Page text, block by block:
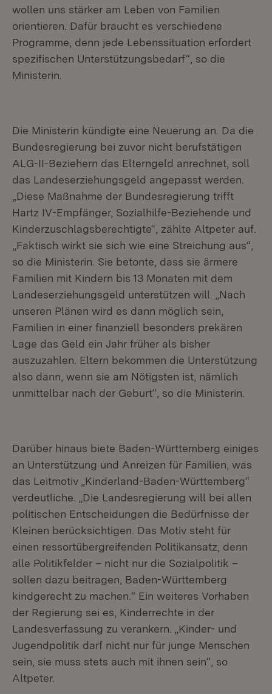
wollen uns stärker am Leben von Familien
orientieren. Dafür braucht es verschiedene
Programme, denn jede Lebenssituation erfordert
spezifischen Unterstützungsbedarf“, so die
Ministerin.
Die Ministerin kündigte eine Neuerung an. Da die
Bundesregierung bei zuvor nicht berufstätigen
ALG-II-Beziehern das Elterngeld anrechnet, soll
das Landeserziehungsgeld angepasst werden.
„Diese Maßnahme der Bundesregierung trifft
Hartz IV-Empfänger, Sozialhilfe-Beziehende und
Kinderzuschlagsberechtigte“, zählte Altpeter auf.
„Faktisch wirkt sie sich wie eine Streichung aus“,
so die Ministerin. Sie betonte, dass sie ärmere
Familien mit Kindern bis 13 Monaten mit dem
Landeserziehungsgeld unterstützen will. „Nach
unseren Plänen wird es dann möglich sein,
Familien in einer finanziell besonders prekären
Lage das Geld ein Jahr früher als bisher
auszuzahlen. Eltern bekommen die Unterstützung
also dann, wenn sie am Nötigsten ist, nämlich
unmittelbar nach der Geburt“, so die Ministerin.
Darüber hinaus biete Baden-Württemberg einiges
an Unterstützung und Anreizen für Familien, was
das Leitmotiv „Kinderland-Baden-Württemberg“
verdeutliche. „Die Landesregierung will bei allen
politischen Entscheidungen die Bedürfnisse der
Kleinen berücksichtigen. Das Motiv steht für
einen ressortübergreifenden Politikansatz, denn
alle Politikfelder – nicht nur die Sozialpolitik –
sollen dazu beitragen, Baden-Württemberg
kindgerecht zu machen.“ Ein weiteres Vorhaben
der Regierung sei es, Kinderrechte in der
Landesverfassung zu verankern. „Kinder- und
Jugendpolitik darf nicht nur für junge Menschen
sein, sie muss stets auch mit ihnen sein“, so
Altpeter.